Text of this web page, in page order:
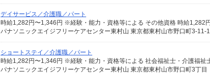
デイサービス／介護職／パート
パナソニックエイジフリーケアセンター東村山 東京都東村山市野口町3-11-1
ショートステイ／介護職／パート
パナソニックエイジフリーケアセンター東村山 東京都東村山市野口町3丁目